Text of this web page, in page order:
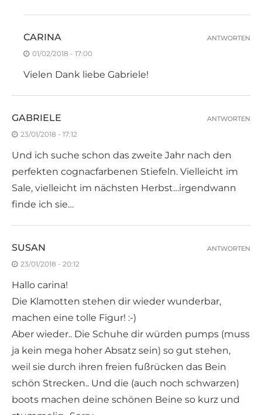
CARINA
01/02/2018 - 17:00
Vielen Dank liebe Gabriele!
ANTWORTEN
GABRIELE
23/01/2018 - 17:12
Und ich suche schon das zweite Jahr nach den
perfekten cognacfarbenen Stiefeln. Vielleicht im
Sale, vielleicht im nächsten Herbst…irgendwann
finde ich sie…
ANTWORTEN
SUSAN
23/01/2018 - 20:12
Hallo carina!
Die Klamotten stehen dir wieder wunderbar,
machen eine tolle Figur! :-)
Aber wieder.. Die Schuhe dir würden pumps (muss
ja kein mega hoher Absatz sein) so gut stehen,
weil sie durch ihren freien fußrücken das Bein
schön Strecken.. Und die (auch noch schwarzen)
boots machen deine schönen Beine so kurz und
ANTWORTEN